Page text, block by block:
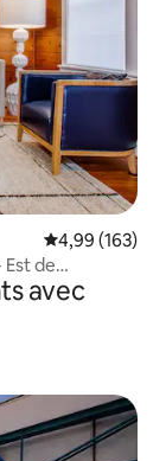
Évaluation
4,99 (163)
Est de
avec